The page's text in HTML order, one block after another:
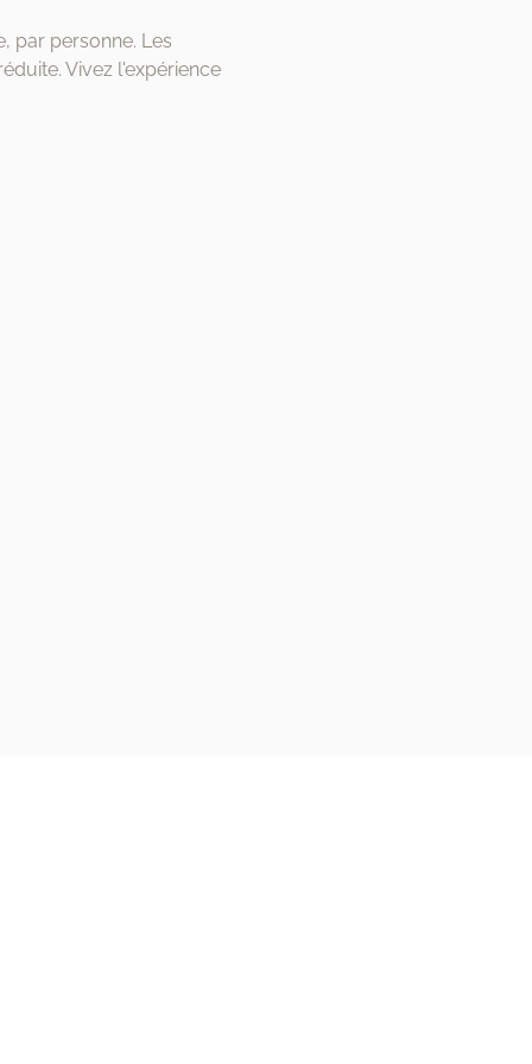
par personne. Les
Vivez l'expérience